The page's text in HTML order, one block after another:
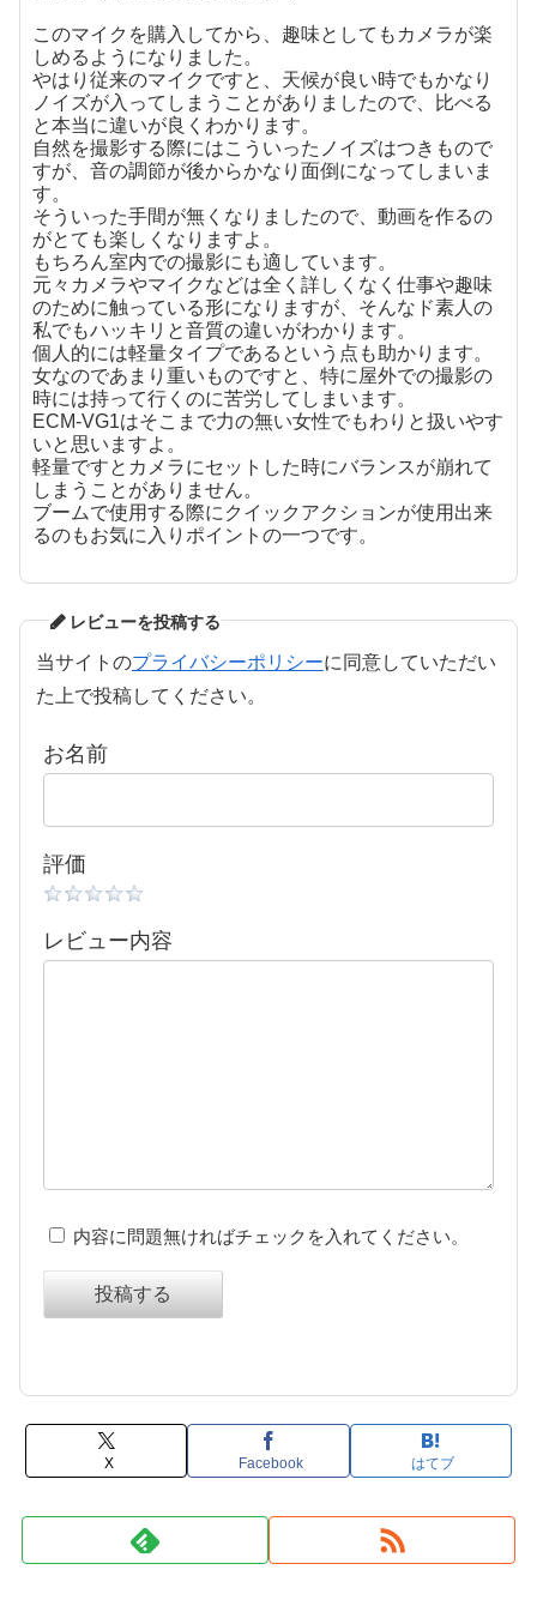
このマイクを購入してから、趣味としてもカメラが楽
しめるようになりました。
やはり従来のマイクですと、天候が良い時でもかなり
ノイズが入ってしまうことがありましたので、比べる
と本当に違いが良くわかります。
自然を撮影する際にはこういったノイズはつきもので
すが、音の調節が後からかなり面倒になってしまいま
す。
そういった手間が無くなりましたので、動画を作るの
がとても楽しくなりますよ。
もちろん室内での撮影にも適しています。
元々カメラやマイクなどは全く詳しくなく仕事や趣味
のために触っている形になりますが、そんなド素人の
私でもハッキリと音質の違いがわかります。
個人的には軽量タイプであるという点も助かります。
女なのであまり重いものですと、特に屋外での撮影の
時には持って行くのに苦労してしまいます。
ECM-VG1はそこまで力の無い女性でもわりと扱いやす
いと思いますよ。
軽量ですとカメラにセットした時にバランスが崩れて
しまうことがありません。
ブームで使用する際にクイックアクションが使用出来
るのもお気に入りポイントの一つです。
レビューを投稿する
当サイトのプライバシーポリシーに同意していただい
た上で投稿してください。
お名前
評価
レビュー内容
内容に問題無ければチェックを入れてください。
投稿する
X Facebook はてブ